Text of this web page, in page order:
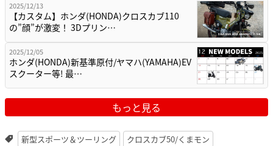
2025/12/13
【カスタム】ホンダ(HONDA)クロスカブ110
の”顔”が激変！ 3Dプリン…
2025/12/05
ホンダ(HONDA)新基準原付/ヤマハ(YAMAHA)EV
スクーター等! 最…
もっと見る
新型スポーツ＆ツーリング
クロスカブ50/くまモン